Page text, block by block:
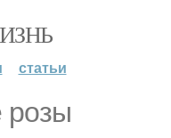
статьи
розы